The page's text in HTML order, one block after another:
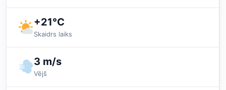
+21°C
Skaidrs laiks
3 m/s
Vējš